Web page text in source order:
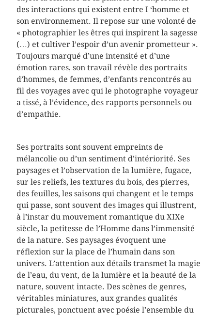
des interactions qui existent entre I ‘homme et
son environnement. Il repose sur une volonté de
« photographier les êtres qui inspirent la sagesse
(…) et cultiver l’espoir d’un avenir prometteur ».
Toujours marqué d’une intensité et d’une
émotion rares, son travail révèle des portraits
d’hommes, de femmes, d’enfants rencontrés au
fil des voyages avec qui le photographe voyageur
a tissé, à l’évidence, des rapports personnels ou
d’empathie.
Ses portraits sont souvent empreints de
mélancolie ou d’un sentiment d’intériorité. Ses
paysages et l’observation de la lumière, fugace,
sur les reliefs, les textures du bois, des pierres,
des feuilles, les saisons qui changent et le temps
qui passe, sont souvent des images qui illustrent,
à l’instar du mouvement romantique du XIXe
siècle, la petitesse de l’Homme dans l’immensité
de la nature. Ses paysages évoquent une
réflexion sur la place de l’humain dans son
univers. L’attention aux détails transmet la magie
de l’eau, du vent, de la lumière et la beauté de la
nature, souvent intacte. Des scènes de genres,
véritables miniatures, aux grandes qualités
picturales, ponctuent avec poésie l’ensemble du